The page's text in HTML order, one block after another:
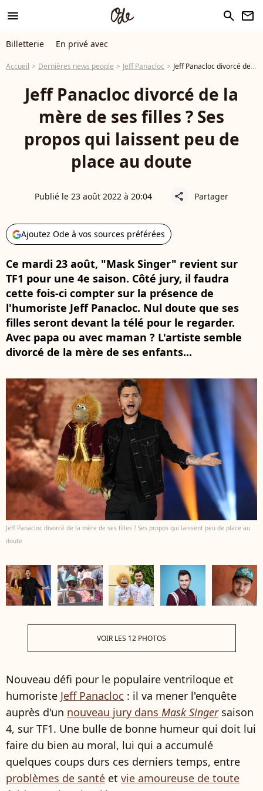
menu search newsletter
Billetterie En privé avec
Accueil Dernières news people Jeff Panacloc Jeff Panacloc divorcé de la mère de ses filles ? Ses propos qui laissent peu de place au doute
Jeff Panacloc divorcé de la
mère de ses filles ? Ses
propos qui laissent peu de
place au doute
Publié le 23 août 2022 à 20:04 share Partager
Ajoutez Ode à vos sources préférées
Ce mardi 23 août, "Mask Singer" revient sur
TF1 pour une 4e saison. Côté jury, il faudra
cette fois-ci compter sur la présence de
l'humoriste Jeff Panacloc. Nul doute que ses
filles seront devant la télé pour le regarder.
Avec papa ou avec maman ? L'artiste semble
divorcé de la mère de ses enfants...
Jeff Panacloc divorcé de la mère de ses filles ? Ses propos qui laissent peu de place au
doute
VOIR LES 12 PHOTOS
Nouveau défi pour le populaire ventriloque et
humoriste Jeff Panacloc : il va mener l'enquête
auprès d'un nouveau jury dans Mask Singersaison
4, sur TF1. Une bulle de bonne humeur qui doit lui
faire du bien au moral, lui qui a accumulé
quelques coups durs ces derniers temps, entre
problèmes de santé et vie amoureuse de toute